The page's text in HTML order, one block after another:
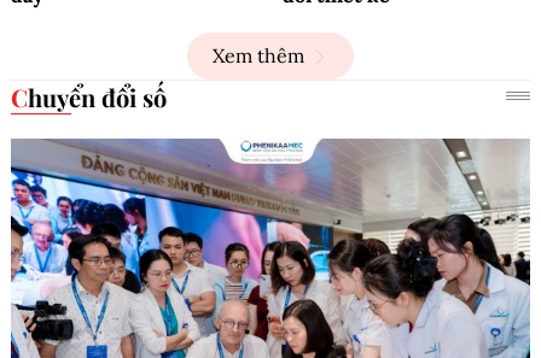
Công nghệ thị giác giúp
drone không cần GPS vẫn
xác định chính xác mục
tiêu
giới hiện nay
7 ngoại hành tinh kỳ lạ
nhất trong những năm gần
đây
Máy bay J-36 lộ nguyên
mẫu mới với nhiều thay
đổi thiết kế